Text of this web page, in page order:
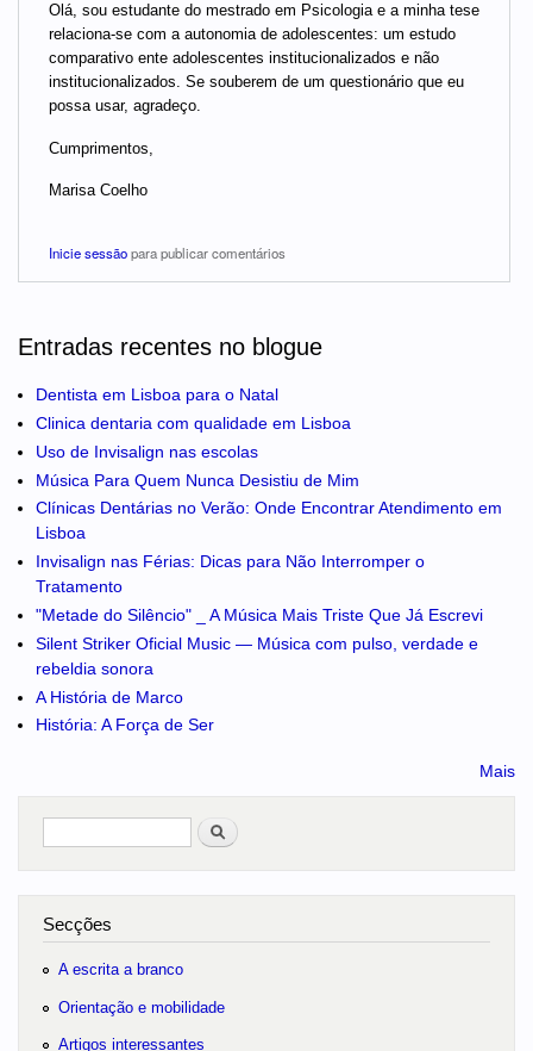
Olá, sou estudante do mestrado em Psicologia e a minha tese
relaciona-se com a autonomia de adolescentes: um estudo
comparativo ente adolescentes institucionalizados e não
institucionalizados. Se souberem de um questionário que eu
possa usar, agradeço.
Cumprimentos,
Marisa Coelho
Inicie sessãopara publicar comentários
Entradas recentes no blogue
Dentista em Lisboa para o Natal
Clinica dentaria com qualidade em Lisboa
Uso de Invisalign nas escolas
Música Para Quem Nunca Desistiu de Mim
Clínicas Dentárias no Verão: Onde Encontrar Atendimento em
Lisboa
Invisalign nas Férias: Dicas para Não Interromper o
Tratamento
"Metade do Silêncio" _ A Música Mais Triste Que Já Escrevi
Silent Striker Oficial Music — Música com pulso, verdade e
rebeldia sonora
A História de Marco
História: A Força de Ser
Mais
Pesquisar
Secções
A escrita a branco
Orientação e mobilidade
Artigos interessantes